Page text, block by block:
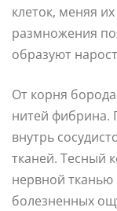
клеток, меняя
размножения
образуют
От корня
нитей фибрина.
внутрь
тканей. Тесный
нервной
болезненных